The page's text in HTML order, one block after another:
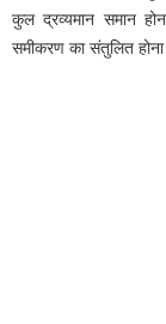
कुल द्रव्यमान समान
समीकरण का संतुलित